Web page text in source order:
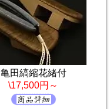
亀田縞縮花緒付
\17,500円～